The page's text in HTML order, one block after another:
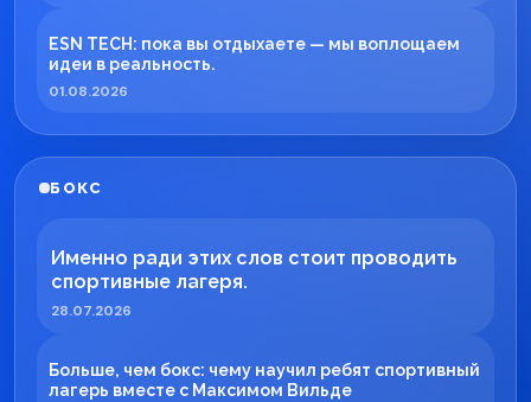
ESN TECH: пока вы отдыхаете — мы воплощаем
идеи в реальность.
01.08.2026
БОКС
Именно ради этих слов стоит проводить
спортивные лагеря.
28.07.2026
Больше, чем бокс: чему научил ребят спортивный
лагерь вместе с Максимом Вильде